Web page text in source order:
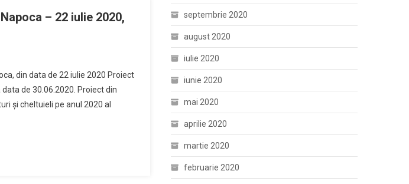
– 22 iulie 2020,
din data de 22 iulie 2020 Proiect
de 30.06.2020. Proiect din
și cheltuieli pe anul 2020 al
septembrie 2020
august 2020
iulie 2020
iunie 2020
mai 2020
aprilie 2020
martie 2020
februarie 2020